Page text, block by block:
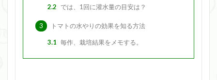
2.2 では、1回に灌水量の目安は？
3 トマトの水やりの効果を知る方法
3.1 毎作、栽培結果をメモする。